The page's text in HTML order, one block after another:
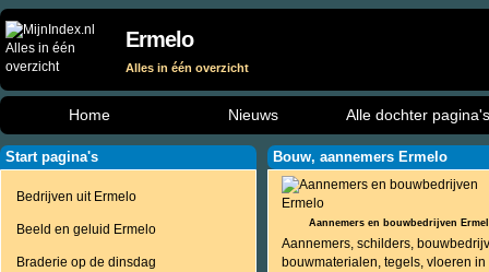
Ermelo
Alles in één overzicht
Home Nieuws Alle dochter pagina's
Start pagina's
Bedrijven uit Ermelo
Beeld en geluid Ermelo
Braderie op de dinsdag
Bouw, aannemers Ermelo
Aannemers en bouwbedrijven
Aannemers, schilders,
bouwmaterialen, tegels, vloeren in